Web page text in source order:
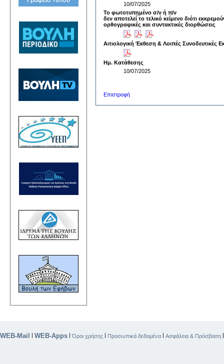
10/07/2025
Το φωτοτυπημένο σ/ν ή π/ν
δεν αποτελεί το τελικό κείμενο διότι
ορθογραφικές και συντακτικές διορθώσεις
Αιτιολογική Έκθεση & Λοιπές Συνοδευτικές
Ημ. Κατάθεσης
10/07/2025
Επιστροφή
WEB-Mail WEB-Apps |Όροι χρήσης Προσωπικά δεδομένα Ασφάλεια & Πρόσβαση